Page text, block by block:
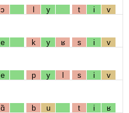
ɔ l y t i v
e k y ʁ s i v
e p y l s i v
ɑ̃ b u t i ʁ